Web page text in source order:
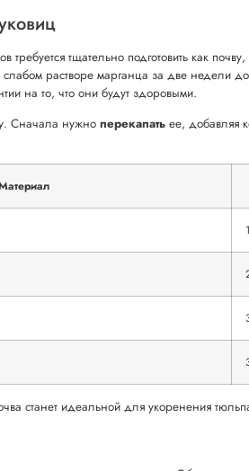
тщательно подготовить как
растворе марганца за две недели
на то, что они будут здоровыми.
Сначала нужно перекапатьее, добавляя
станет идеальной для укоренения